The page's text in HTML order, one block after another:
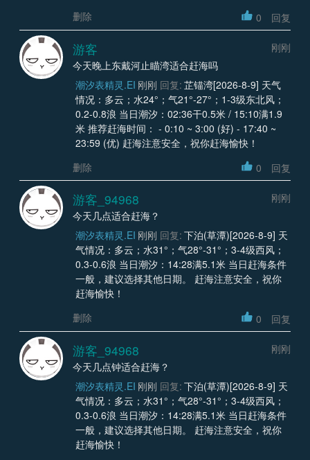
删除
0 回复
游客
刚刚
今天晚上东戴河止瞄湾适合赶海吗
潮汐表精灵.EI 刚刚 回复: 芷锚湾[2026-8-9] 天气
情况：多云；水24°；气21°-27°；1-3级东北风；
0.2-0.8浪 当日潮汐：02:36干0.5米 / 15:10满1.9
米 推荐赶海时间： - 0:10 ~ 3:00 (好) - 17:40 ~
23:59 (优) 赶海注意安全，祝你赶海愉快！
删除
0 回复
游客_94968
刚刚
今天几点适合赶海？
潮汐表精灵.EI 刚刚 回复: 下泊(草潭)[2026-8-9] 天
气情况：多云；水31°；气28°-31°；3-4级西风；
0.3-0.6浪 当日潮汐：14:28满5.1米 当日赶海条件
一般，建议选择其他日期。 赶海注意安全，祝你
赶海愉快！
删除
0 回复
游客_94968
刚刚
今天几点钟适合赶海？
潮汐表精灵.EI 刚刚 回复: 下泊(草潭)[2026-8-9] 天
气情况：多云；水31°；气28°-31°；3-4级西风；
0.3-0.6浪 当日潮汐：14:28满5.1米 当日赶海条件
一般，建议选择其他日期。 赶海注意安全，祝你
赶海愉快！